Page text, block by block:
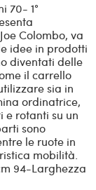
70- 1°
Colombo, va
idee in prodotti
diventati delle
il carrello
sia in
ordinatrice,
e rotanti su un
sono
le ruote in
mobilità.
94-Larghezza